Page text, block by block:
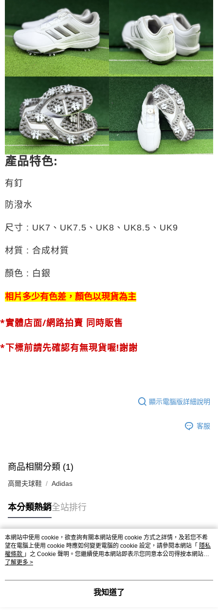
產品特色:
有釘
防潑水
尺寸 : UK7、 UK7.5、 UK8、 UK8.5、 UK9
材質 : 合成材質
顏色 : 白銀
相片多少有色差，顏色以現貨為主
*實體店面/網路拍賣 同時販售
*下標前請先確認有無現貨喔!謝謝
顯示電腦版詳細說明
客服
商品相關分類 (1)
高爾夫球鞋 Adidas
本分類熱銷全站排行
熱門標籤
本網站中使用 cookie，欲查詢有關本網站使用 cookie 方式之詳情，及若您不希
望在電腦上使用 cookie 時應如何變更電腦的 cookie 設定，請參閱本網站「 隱私
權條款 」之 Cookie 聲明。您繼續使用本網站即表示您同意本公司得按本網站使
用條款之 Cookie 聲明使用 cookie。
了解更多 >
我知道了